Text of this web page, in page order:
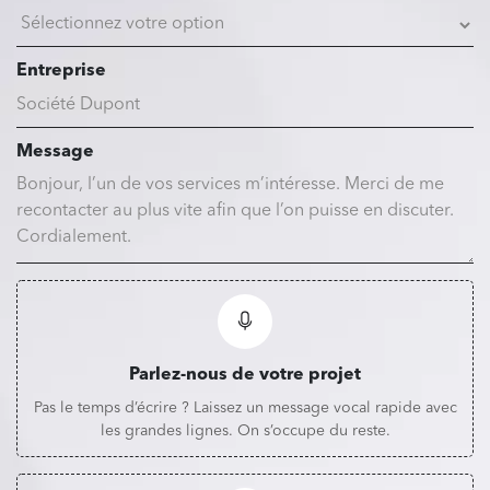
Entreprise
Message
Parlez-nous de votre projet
Pas le temps d’écrire ? Laissez un message vocal rapide avec
les grandes lignes. On s’occupe du reste.